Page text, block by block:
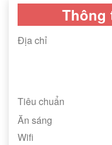
Thông
Địa chỉ
Tiêu chuẩn
Ăn sáng
Wifi